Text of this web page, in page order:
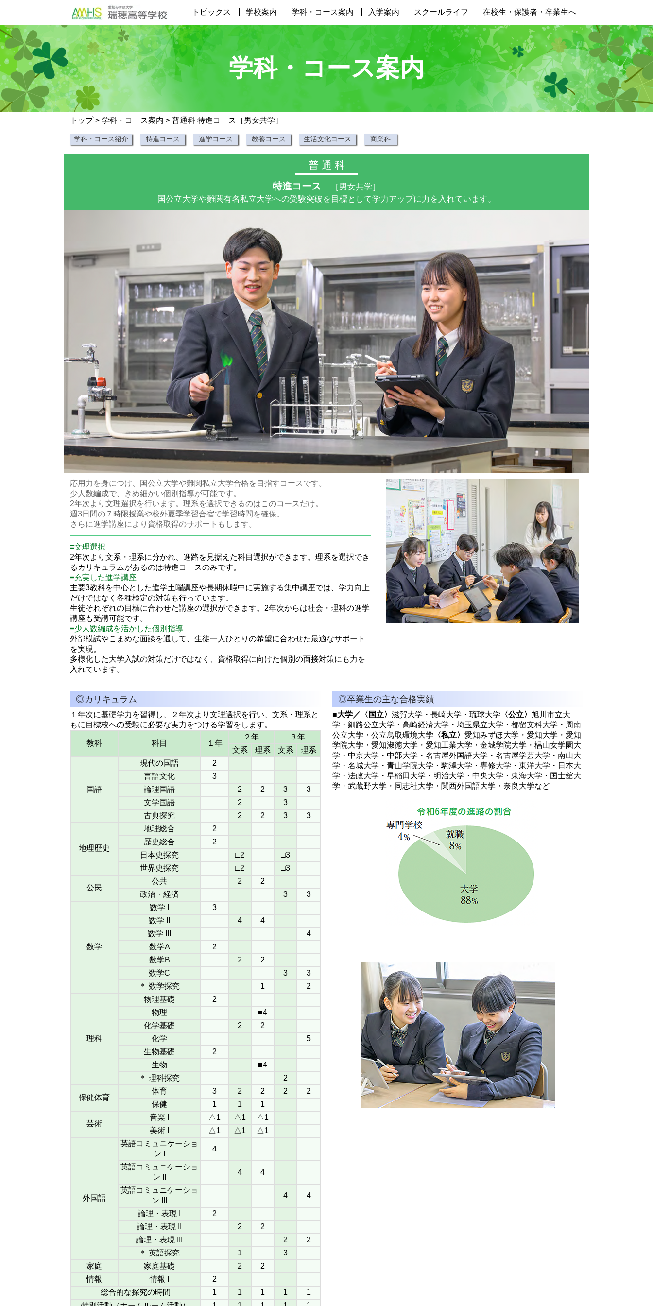
トピックス 学校案内 学科・コース案内 入学案内 スクールライフ 在校生・保護者・卒業生へ
学科・コース案内
トップ> 学科・コース案内 > 普通科 特進コース［男女共学］
学科・コース紹介 特進コース 進学コース 教養コース 生活文化コース 商業科
普 通 科
特進コース
［男女共学］
国公立大学や難関有名私立大学への受験突破を目標として学力アップに力を入れています。
応用力を身につけ、国公立大学や難関私立大学合格を目指すコースです。
少人数編成で、きめ細かい個別指導が可能です。
2年次より文理選択を行います。理系を選択できるのはこのコースだけ。
週3日間の７時限授業や校外夏季学習合宿で学習時間を確保。
さらに進学講座により資格取得のサポートもします。
≡文理選択
2年次より文系・理系に分かれ、進路を見据えた科目選択ができます。理系を選択でき
るカリキュラムがあるのは特進コースのみです。
≡充実した進学講座
主要3教科を中心とした進学土曜講座や長期休暇中に実施する集中講座では、学力向上
だけではなく各種検定の対策も行っています。
生徒それぞれの目標に合わせた講座の選択ができます。2年次からは社会・理科の進学
講座も受講可能です。
≡少人数編成を活かした個別指導
外部模試やこまめな面談を通して、生徒一人ひとりの希望に合わせた最適なサポート
を実現。
多様化した大学入試の対策だけではなく、資格取得に向けた個別の面接対策にも力を
入れています。
◎カリキュラム
１年次に基礎学力を習得し、２年次より文理選択を行い、文系・理系と
もに目標校への受験に必要な実力をつける学習をします。
教科 科目 １年
２年
３年
文系
理系 文系 理系
国語
現代の国語
2
言語文化
3
論理国語
2 2 3
3
文学国語
2
3
古典探究
2 2 3 3
地理歴史
地理総合
2
歴史総合
2
日本史探究
□2
□3
世界史探究
□2 □3
公民
公共 2
2
政治・経済
3 3
数学
数学 I
3
数学 II
4
4
数学 III
4
数学A
2
数学B
2
2
数学C
3
3
＊ 数学探究
1 2
理科
物理基礎
2
物理
■4
化学基礎
2
2
化学
5
生物基礎
2
生物
■4
＊ 理科探究
2
保健体育
体育 3 2 2 2
2
保健
1 1 1
芸術
音楽 I △1 △1
△1
美術 I
△1 △1 △1
外国語
英語コミュニケーショ
ン I
4
英語コミュニケーショ
ン II
4 4
英語コミュニケーショ
ン III
4 4
論理・表現 I
2
論理・表現 II
2
2
論理・表現 III
2
2
＊ 英語探究
1
3
家庭
家庭基礎 2
2
情報
情報 I
2
総合的な探究の時間
1 1 1 1
1
◎卒業生の主な合格実績
■大学／〈国立〉 滋賀大学・長崎大学・琉球大学 〈公立〉 旭川市立大
学・釧路公立大学・高崎経済大学・埼玉県立大学・都留文科大学・周南
公立大学・公立鳥取環境大学 〈私立〉 愛知みずほ大学・愛知大学・愛知
学院大学・愛知淑徳大学・愛知工業大学・金城学院大学・椙山女学園大
学・中京大学・中部大学・名古屋外国語大学・名古屋学芸大学・南山大
学・名城大学・青山学院大学・駒澤大学・専修大学・東洋大学・日本大
学・法政大学・早稲田大学・明治大学・中央大学・東海大学・国士舘大
学・武蔵野大学・同志社大学・関西外国語大学・奈良大学など